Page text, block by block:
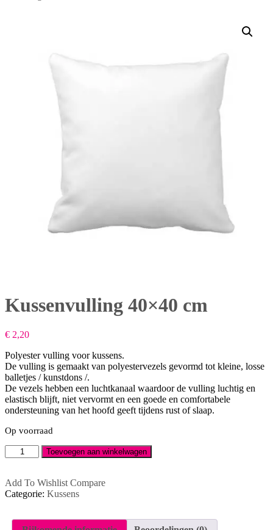
Kussenvulling 40×40 cm
€ 2,20
Polyester vulling voor kussens.
De vulling is gemaakt van polyestervezels gevormd tot kleine, losse
balletjes / kunstdons /.
De vezels hebben een luchtkanaal waardoor de vulling luchtig en
elastisch blijft, niet vervormt en een goede en comfortabele
ondersteuning van het hoofd geeft tijdens rust of slaap.
Op voorraad
Kussenvulling
40x40
aantal
Toevoegen aan winkelwagen
Add To Wishlist Compare
Categorie: Kussens